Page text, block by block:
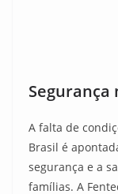
A falta de
Brasil é
segurança e a
famílias. A